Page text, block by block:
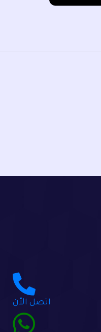
اتصل الأن